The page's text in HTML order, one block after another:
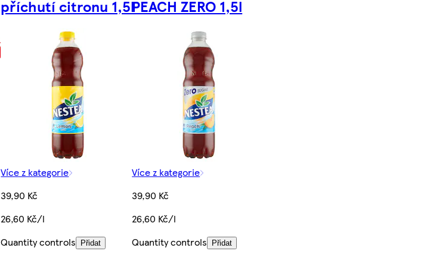
příchutí citronu 1,5l
Více z kategorie
39,90 Kč
26,60 Kč/l
Quantity controls Přidat
PEACH ZERO 1,5l
Více z kategorie
39,90 Kč
26,60 Kč/l
Quantity controls Přidat